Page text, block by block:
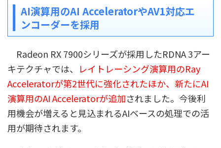
AI演算用のAI AcceleratorやAV1対応エ
ンコーダーを採用
Radeon RX 7900シリーズが採用したRDNA 3アー
キテクチャでは、
レイトレーシング演算用のRay
Acceleratorが第2世代に強化されたほか、新たにAI
演算用のAI Acceleratorが追加されました。今後利
用機会が増えると見込まれるAIベースの処理での活
用が期待されます。